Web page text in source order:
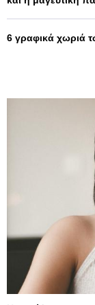
6 γραφικά χωριά